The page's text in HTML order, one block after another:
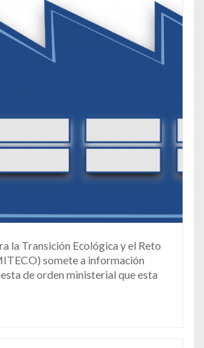
la Transición Ecológica y el Reto
somete a información
de orden ministerial que esta